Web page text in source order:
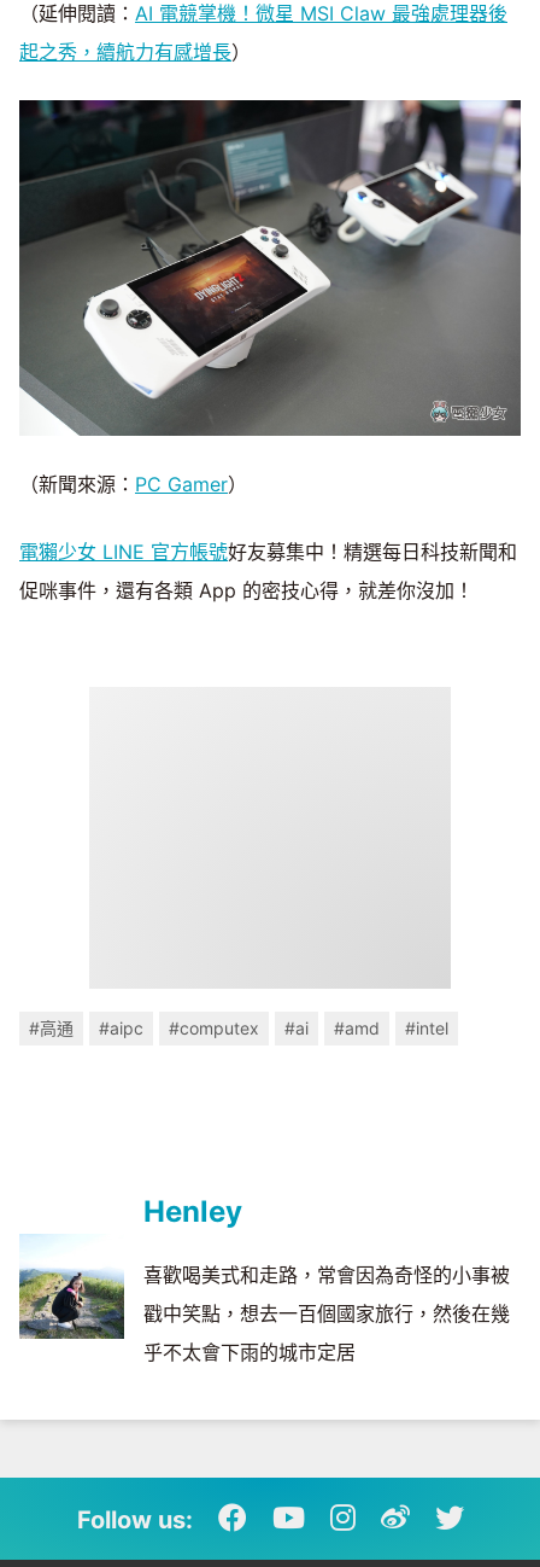
（延伸閱讀： AI 電競掌機！微星 MSI Claw 最強處理器後
起之秀，續航力有感增長）
（新聞來源： PC Gamer）
電獺少女 LINE 官方帳號好友募集中！精選每日科技新聞和
促咪事件，還有各類 App 的密技心得，就差你沒加！
#高通 #aipc #computex #ai #amd #intel
Henley
喜歡喝美式和走路，常會因為奇怪的小事被
戳中笑點，想去一百個國家旅行，然後在幾
乎不太會下雨的城市定居
Follow us: